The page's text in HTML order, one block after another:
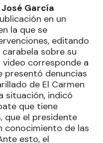
José García
en un
la que se
editando
sobre su
corresponde a
presentó denuncias
de El Carmen
situación, indicó
que tiene
que el presidente
conocimiento de las
esto, el